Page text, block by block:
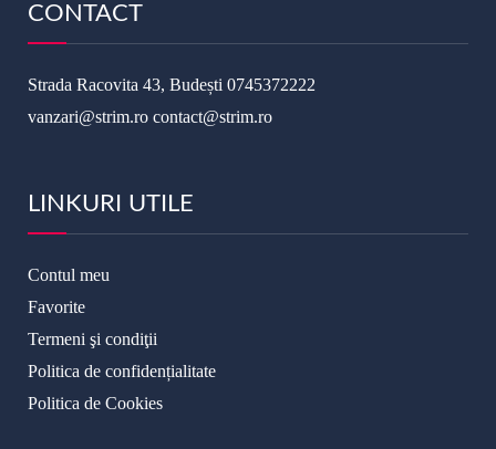
CONTACT
Strada Racovita 43, Budești 0745372222
vanzari@strim.ro contact@strim.ro
LINKURI UTILE
Contul meu
Favorite
Termeni şi condiţii
Politica de confidențialitate
Politica de Cookies